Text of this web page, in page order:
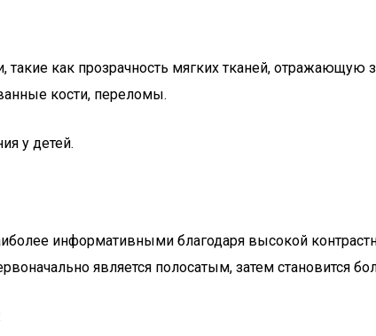
такие как прозрачность мягких тканей,
кости, переломы.
у детей.
информативными благодаря высокой
является полосатым, затем становится